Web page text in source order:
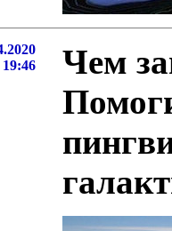
19:46
Чем